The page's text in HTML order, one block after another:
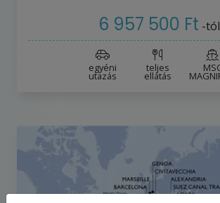
6 957 500 Ft -tól
egyéni
utazás
teljes
ellátás